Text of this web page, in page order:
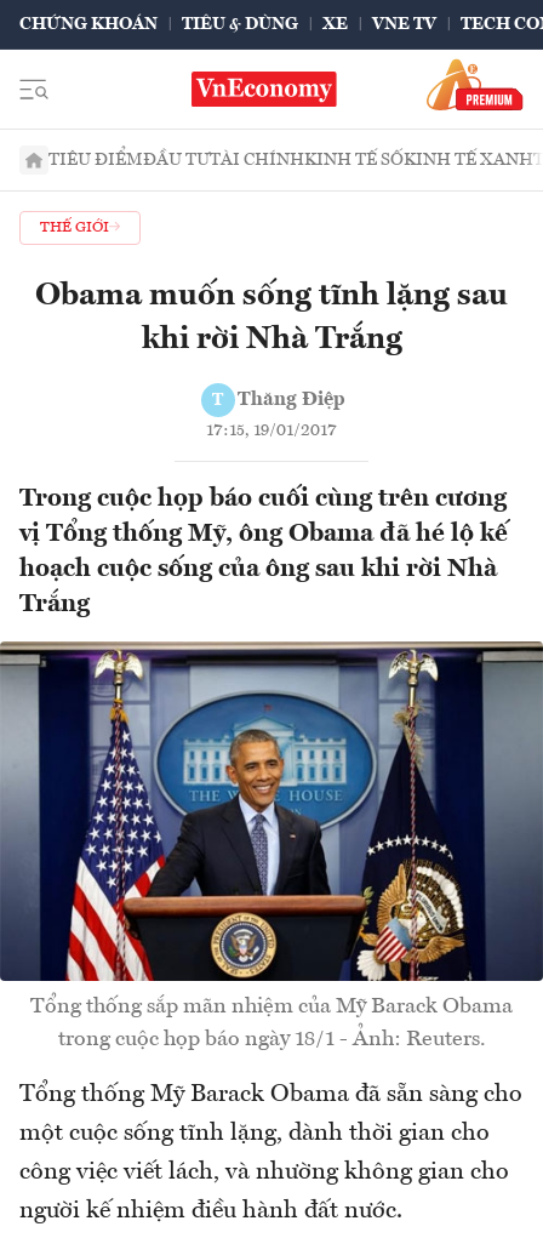
CHỨNG KHOÁN TIÊU & DÙNG XE VNE TV TECH
TIÊU ĐIỂMĐẦU TƯTÀI CHÍNHKINH TẾ SỐKINH TẾ XANH
THẾ GIỚI
Obama muốn sống tĩnh lặng sau
khi rời Nhà Trắng
T Thăng Điệp
17:15, 19/01/2017
Trong cuộc họp báo cuối cùng trên cương
vị Tổng thống Mỹ, ông Obama đã hé lộ kế
hoạch cuộc sống của ông sau khi rời Nhà
Trắng
Tổng thống sắp mãn nhiệm của Mỹ Barack Obama
trong cuộc họp báo ngày 18/1 - Ảnh: Reuters.
Tổng thống Mỹ Barack Obama đã sẵn sàng cho
một cuộc sống tĩnh lặng, dành thời gian cho
công việc viết lách, và nhường không gian cho
người kế nhiệm điều hành đất nước.